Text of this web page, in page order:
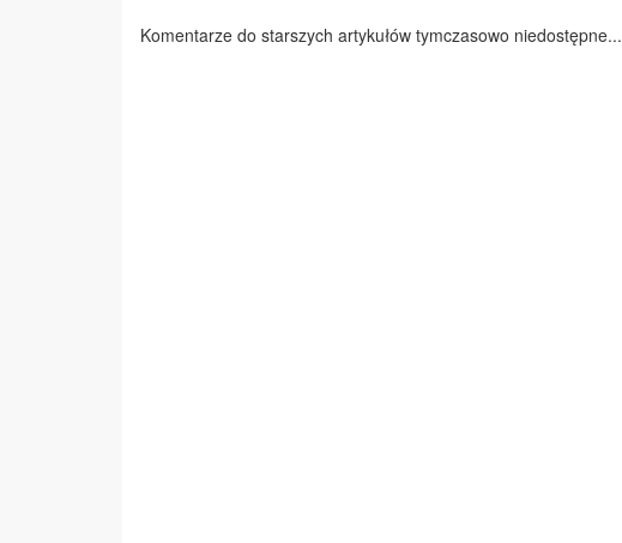
Komentarze do starszych artykułów tymczasowo niedostępne...